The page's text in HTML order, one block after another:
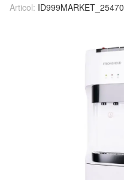
Articol: